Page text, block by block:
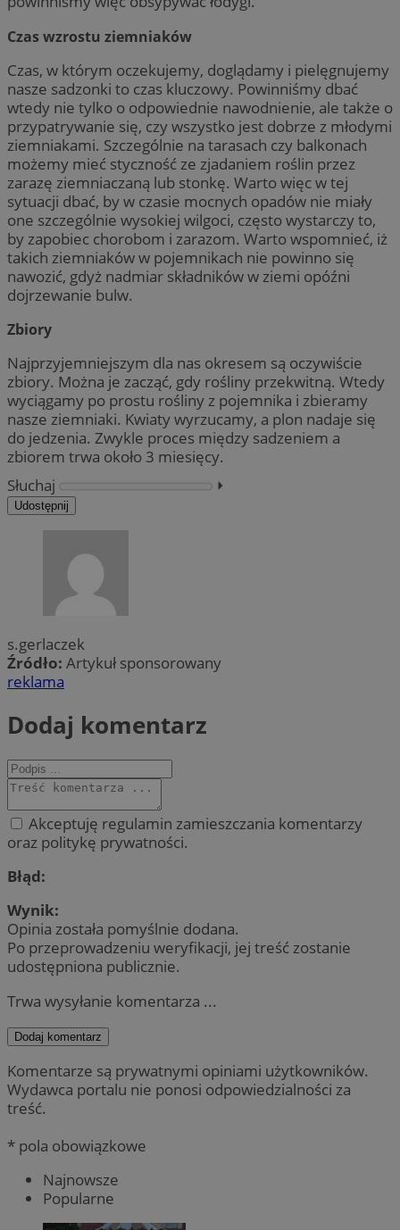
Czas wzrostu ziemniaków
Czas, w którym oczekujemy, doglądamy i pielęgnujemy
nasze sadzonki to czas kluczowy. Powinniśmy dbać
wtedy nie tylko o odpowiednie nawodnienie, ale także o
przypatrywanie się, czy wszystko jest dobrze z młodymi
ziemniakami. Szczególnie na tarasach czy balkonach
możemy mieć styczność ze zjadaniem roślin przez
zarazę ziemniaczaną lub stonkę. Warto więc w tej
sytuacji dbać, by w czasie mocnych opadów nie miały
one szczególnie wysokiej wilgoci, często wystarczy to,
by zapobiec chorobom i zarazom. Warto wspomnieć, iż
takich ziemniaków w pojemnikach nie powinno się
nawozić, gdyż nadmiar składników w ziemi opóźni
dojrzewanie bulw.
Zbiory
Najprzyjemniejszym dla nas okresem są oczywiście
zbiory. Można je zacząć, gdy rośliny przekwitną. Wtedy
wyciągamy po prostu rośliny z pojemnika i zbieramy
nasze ziemniaki. Kwiaty wyrzucamy, a plon nadaje się
do jedzenia. Zwykle proces między sadzeniem a
zbiorem trwa około 3 miesięcy.
Słuchaj
⏵︎
Udostępnij
s.gerlaczek
Źródło: Artykuł sponsorowany
reklama
Dodaj komentarz
Akceptuję regulamin zamieszczania komentarzy
oraz politykę prywatności.
Błąd:
Wynik:
Opinia została pomyślnie dodana.
Po przeprowadzeniu weryfikacji, jej treść zostanie
udostępniona publicznie.
Trwa wysyłanie komentarza ...
Dodaj komentarz
Komentarze są prywatnymi opiniami użytkowników.
Wydawca portalu nie ponosi odpowiedzialności za
treść.
* pola obowiązkowe
Najnowsze
Popularne